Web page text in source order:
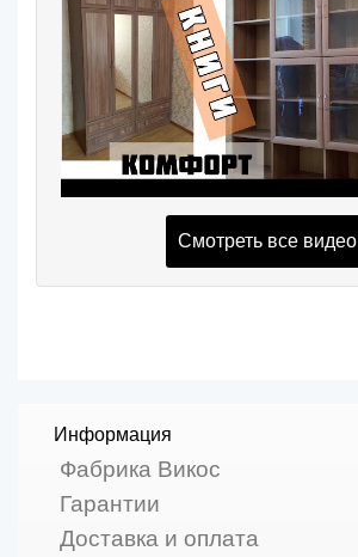
Смотреть все видео
Информация
Фабрика Викос
Гарантии
Доставка и оплата